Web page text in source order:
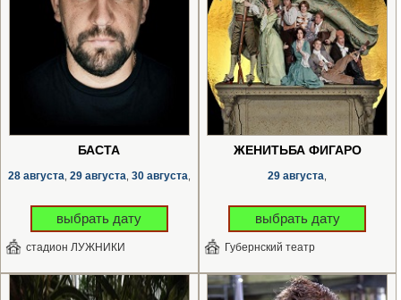
БАСТА
28 августа 29 августа 30 августа
выбрать дату
стадион ЛУЖНИКИ
ЖЕНИТЬБА ФИГАРО
29 августа
выбрать дату
Губернский театр